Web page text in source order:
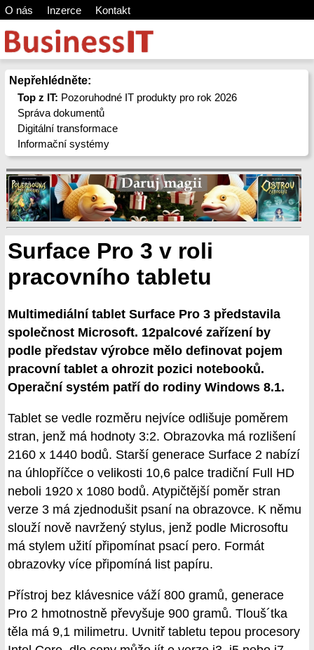
O nás Inzerce Kontakt
Nepřehlédněte:
Top z IT: Pozoruhodné IT produkty pro rok 2026
Správa dokumentů
Digitální transformace
Informační systémy
Surface Pro 3 v roli
pracovního tabletu
Multimediální tablet Surface Pro 3 představila
společnost Microsoft. 12palcové zařízení by
podle představ výrobce mělo definovat pojem
pracovní tablet a ohrozit pozici notebooků.
Operační systém patří do rodiny Windows 8.1.
Tablet se vedle rozměru nejvíce odlišuje poměrem
stran, jenž má hodnoty 3:2. Obrazovka má rozlišení
2160 x 1440 bodů. Starší generace Surface 2 nabízí
na úhlopříčce o velikosti 10,6 palce tradiční Full HD
neboli 1920 x 1080 bodů. Atypičtější poměr stran
verze 3 má zjednodušit psaní na obrazovce. K němu
slouží nově navržený stylus, jenž podle Microsoftu
má stylem užití připomínat psací pero. Formát
obrazovky více připomíná list papíru.
Přístroj bez klávesnice váží 800 gramů, generace
Pro 2 hmotnostně převyšuje 900 gramů. Tlouš´tka
těla má 9,1 milimetru. Uvnitř tabletu tepou procesory